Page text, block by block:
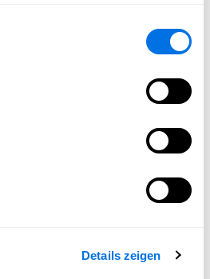
Details zeigen
ich auch gerne vor Ort
Vollbild